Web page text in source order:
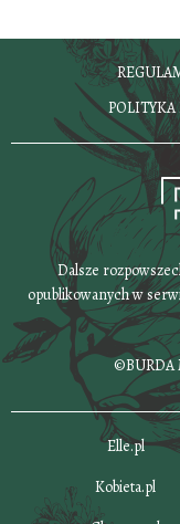
POLITYKA
Dalsze
opublikowanych w
©BURDA
Elle.pl
Kobieta.pl